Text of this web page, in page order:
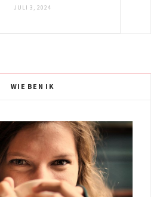
JULI 3, 2024
WIE BEN IK